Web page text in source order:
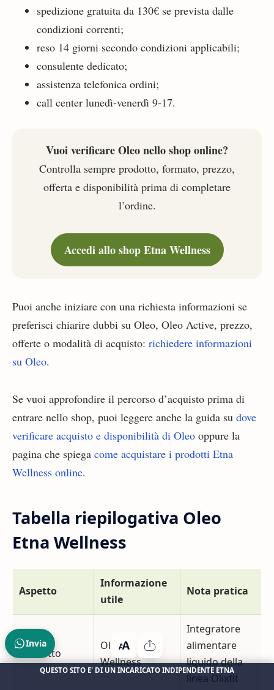
spedizione gratuita da 130€ se prevista dalle
condizioni correnti;
reso 14 giorni secondo condizioni applicabili;
consulente dedicato;
assistenza telefonica ordini;
call center lunedì-venerdì 9-17.
Vuoi verificare Oleo nello shop online?
Controlla sempre prodotto, formato, prezzo,
offerta e disponibilità prima di completare
l’ordine.
Accedi allo shop Etna Wellness
Puoi anche iniziare con una richiesta informazioni se
preferisci chiarire dubbi su Oleo, Oleo Active, prezzo,
offerte o modalità di acquisto: richiedere informazioni
su Oleo.
Se vuoi approfondire il percorso d’acquisto prima di
entrare nello shop, puoi leggere anche la guida su dove
verificare acquisto e disponibilità di Oleo oppure la
pagina che spiega come acquistare i prodotti Etna
Wellness online.
Tabella riepilogativa Oleo
Etna Wellness
Aspetto
Informazione
utile
Nota pratica
Prodotto
Oleo Etna
Wellness
Integratore
alimentare
liquido della
linea Olixfit
Invia
QUESTO SITO E' DI UN INCARICATO INDIPENDENTE ETNA